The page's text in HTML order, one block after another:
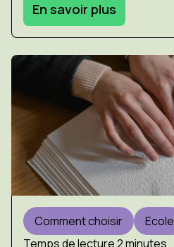
En savoir plus
Comment choisir Ecole
Temps de lecture 2 minutes